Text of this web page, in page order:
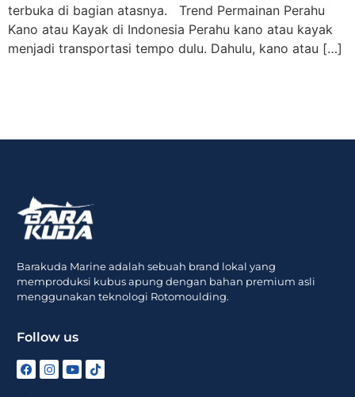
terbuka di bagian atasnya. Trend Permainan Perahu
Kano atau Kayak di Indonesia Perahu kano atau kayak
menjadi transportasi tempo dulu. Dahulu, kano atau […]
Barakuda Marine adalah sebuah brand lokal yang
memproduksi kubus apung dengan bahan premium asli
menggunakan teknologi Rotomoulding.
Follow us